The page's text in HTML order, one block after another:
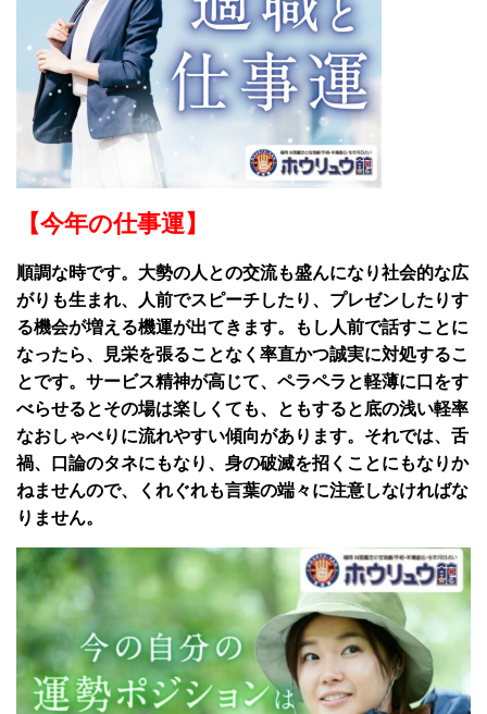
【今年の仕事運】
順調な時です。大勢の人との交流も盛んになり社会的な広
がりも生まれ、人前でスピーチしたり、プレゼンしたりす
る機会が増える機運が出てきます。もし人前で話すことに
なったら、見栄を張ることなく率直かつ誠実に対処するこ
とです。サービス精神が高じて、ペラペラと軽薄に口をす
べらせるとその場は楽しくても、ともすると底の浅い軽率
なおしゃべりに流れやすい傾向があります。それでは、舌
禍、口論のタネにもなり、身の破滅を招くことにもなりか
ねませんので、くれぐれも言葉の端々に注意しなければな
りません。